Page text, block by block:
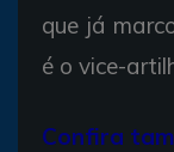
que já
é o vice-
Confira